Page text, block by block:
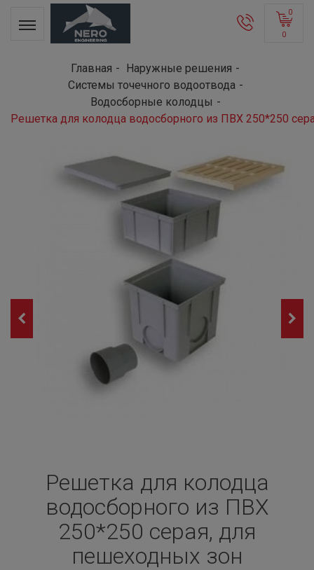
0
0
Главная
Наружные решения
Системы точечного водоотвода
Водосборные колодцы
Решетка для колодца водосборного из ПВХ 250*250
Решетка для колодца
водосборного из ПВХ
250*250 серая, для
пешеходных зон